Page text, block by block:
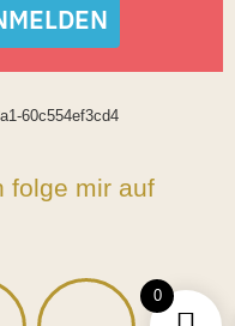
folge mir auf
0